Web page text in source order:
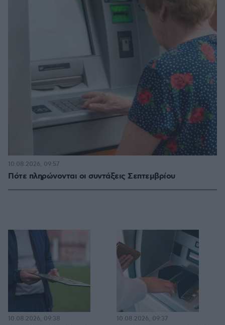
Πότε πληρώνονται οι συντάξεις Σεπτεμβρίου
10.08.2026, 09:57
10.08.2026, 09:38 10.08.2026, 09:37